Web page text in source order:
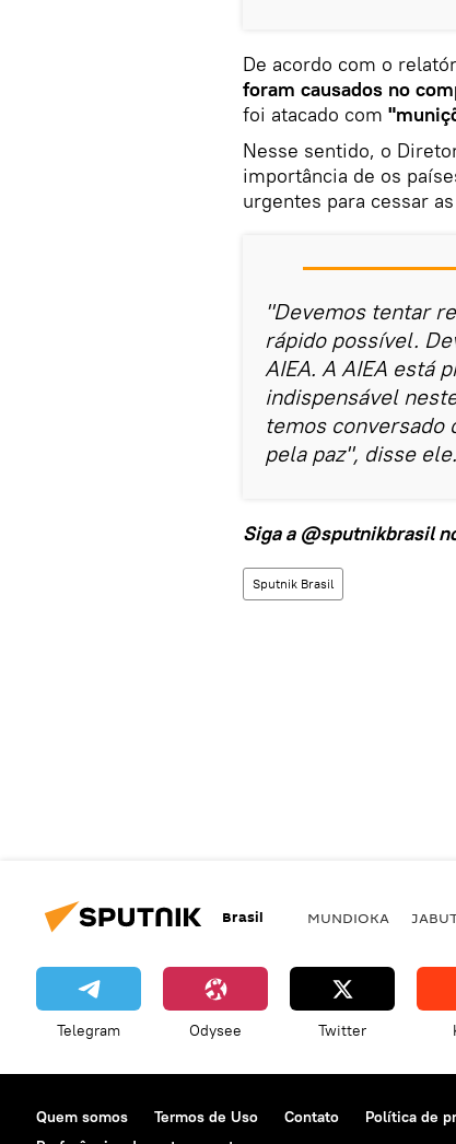
De acordo com o
foram causados ​​no
foi atacado com
Nesse sentido, o
importância de os
urgentes para cessar
"Devemos tentar
rápido possível.
AIEA. A AIEA está
indispensável
temos conversado
pela paz", disse ele.
Siga a @sputnikbrasil
Sputnik Brasil
Brasil MUNDIOKA
Telegram Odysee Twitter
Quem somos Termos de Uso Contato Política de